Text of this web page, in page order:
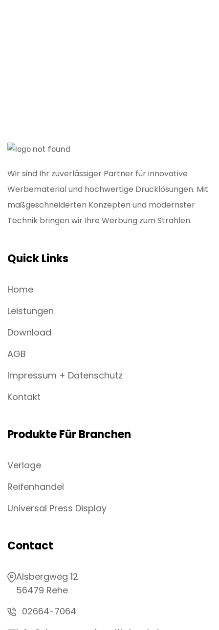
Wir sind Ihr zuverlässiger Partner für innovative
Werbematerial und hochwertige Drucklösungen. Mit
maßgeschneiderten Konzepten und modernster
Technik bringen wir Ihre Werbung zum Strahlen.
Quick Links
Home
Leistungen
Download
AGB
Impressum + Datenschutz
Kontakt
Produkte Für Branchen
Verlage
Reifenhandel
Universal Press Display
Contact
Alsbergweg 12
56479 Rehe
02664-7064